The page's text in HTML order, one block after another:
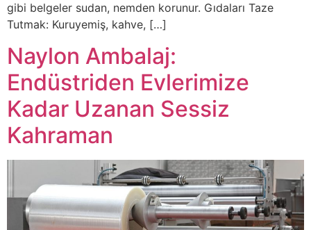
gibi belgeler sudan, nemden korunur. Gıdaları Taze
Tutmak: Kuruyemiş, kahve, […]
Naylon Ambalaj:
Endüstriden Evlerimize
Kadar Uzanan Sessiz
Kahraman